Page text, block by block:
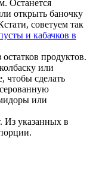
Останется
открыть баночку
советуем так
и кабачков в
продуктов.
или
чтобы сделать
или
Из указанных в